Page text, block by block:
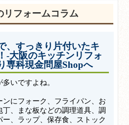
リフォームコラム
、すっきり片付いたキ
-大阪のキッチンリフォ
専科現金問屋Shopへ
いですよね。
にフォーク、フライパン、お
、まな板などの調理道具、調
、ラップ、保存食、ストック